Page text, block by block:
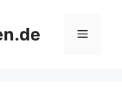
Menü